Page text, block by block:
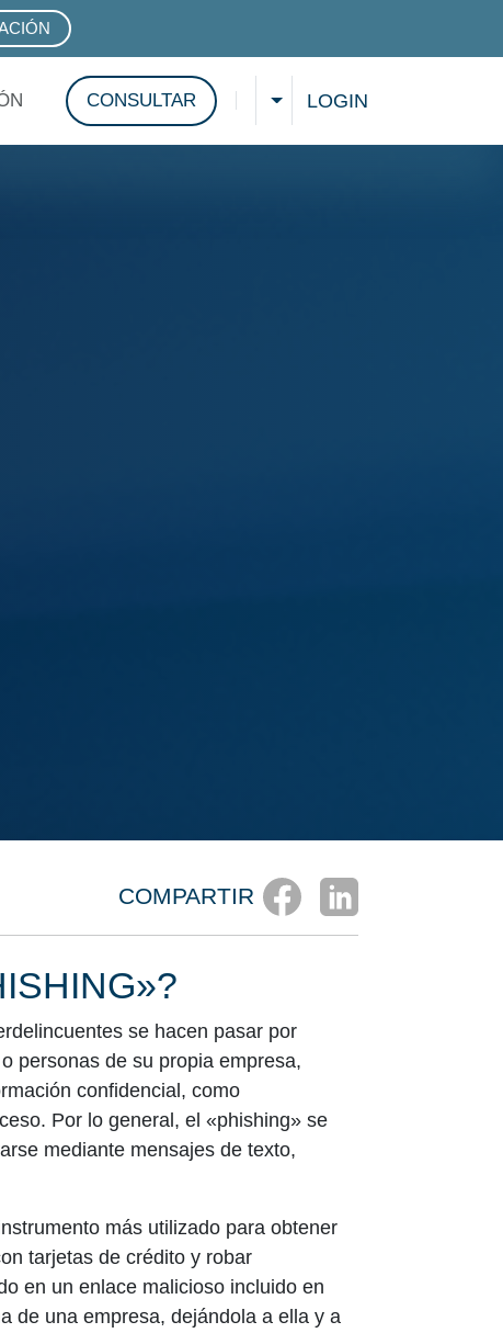
SERVICES
CONSULTAR Mostrar búsqueda
ELIJA UN IDIOMA
LOGIN
COMPARTIR
se hacen pasar por
personas de su propia empresa,
confidencial, como
Por lo general, el «phishing» se
mediante mensajes de texto,
más utilizado para obtener
tarjetas de crédito y robar
en un enlace malicioso incluido en
de una empresa, dejándola a ella y a